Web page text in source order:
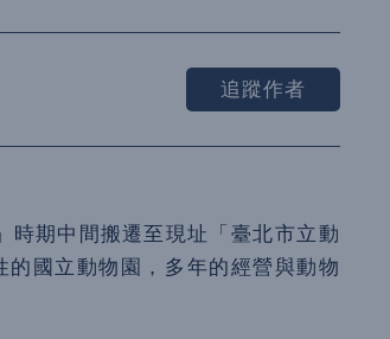
追蹤作者
時期中間搬遷至現址
「臺北市立動
國立動物園，多年的經營與動物